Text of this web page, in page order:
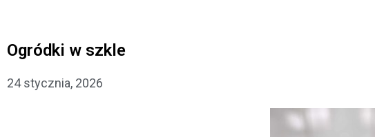
Ogródki w szkle
24 stycznia, 2026